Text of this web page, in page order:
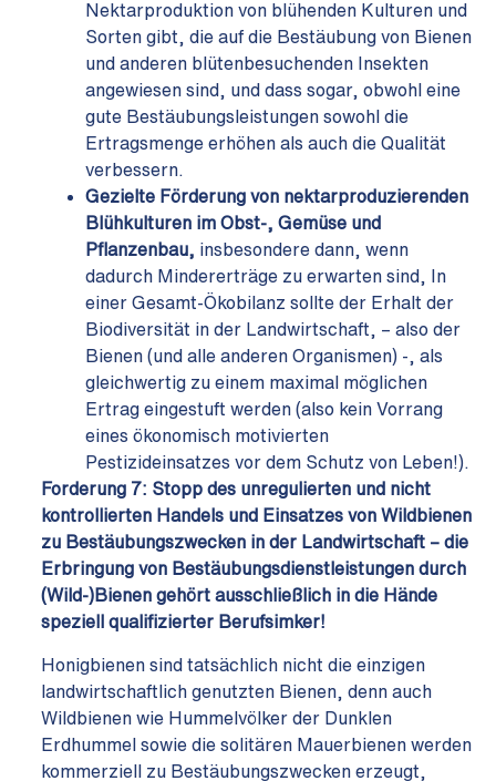
Nektarproduktion von blühenden Kulturen und
Sorten gibt, die auf die Bestäubung von Bienen
und anderen blütenbesuchenden Insekten
angewiesen sind, und dass sogar, obwohl eine
gute Bestäubungsleistungen sowohl die
Ertragsmenge erhöhen als auch die Qualität
verbessern.
Gezielte Förderung von nektarproduzierenden
Blühkulturen im Obst-, Gemüse und
Pflanzenbau, insbesondere dann, wenn
dadurch Mindererträge zu erwarten sind, In
einer Gesamt-Ökobilanz sollte der Erhalt der
Biodiversität in der Landwirtschaft, – also der
Bienen (und alle anderen Organismen) -, als
gleichwertig zu einem maximal möglichen
Ertrag eingestuft werden (also kein Vorrang
eines ökonomisch motivierten
Pestizideinsatzes vor dem Schutz von Leben!).
Forderung 7: Stopp des unregulierten und nicht
kontrollierten Handels und Einsatzes von Wildbienen
zu Bestäubungszwecken in der Landwirtschaft – die
Erbringung von Bestäubungsdienstleistungen durch
(Wild-)Bienen gehört ausschließlich in die Hände
speziell qualifizierter Berufsimker!
Honigbienen sind tatsächlich nicht die einzigen
landwirtschaftlich genutzten Bienen, denn auch
Wildbienen wie Hummelvölker der Dunklen
Erdhummel sowie die solitären Mauerbienen werden
kommerziell zu Bestäubungszwecken erzeugt,